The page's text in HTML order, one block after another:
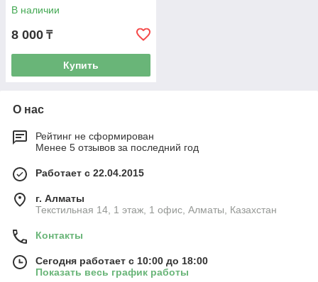
В наличии
8 000 ₸
Купить
О нас
Рейтинг не сформирован
Менее 5 отзывов за последний год
Работает с 22.04.2015
г. Алматы
Текстильная 14, 1 этаж, 1 офис, Алматы, Казахстан
Контакты
Сегодня работает с 10:00 до 18:00
Показать весь график работы